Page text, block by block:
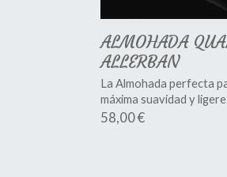
ALMOHADA
ALLERBAN
La Almohada perfecta
máxima suavidad y
58,00 €